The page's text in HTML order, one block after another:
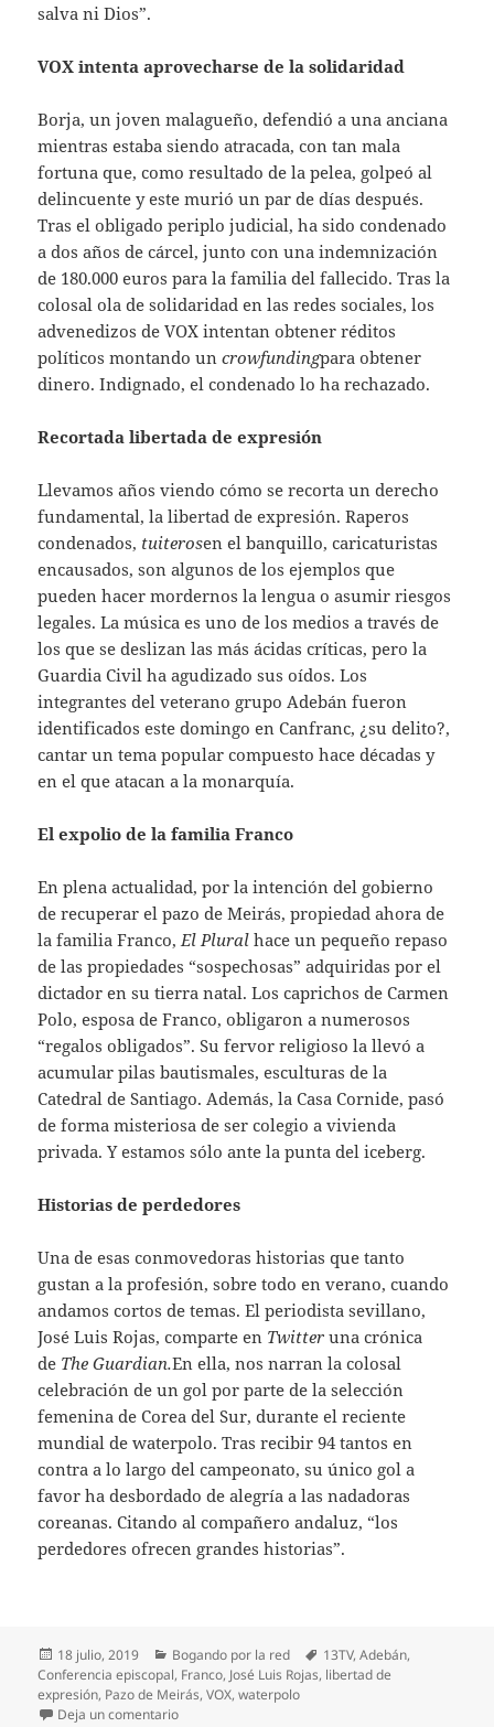
salva ni Dios”.
VOX intenta aprovecharse de la solidaridad
Borja, un joven malagueño, defendió a una anciana
mientras estaba siendo atracada, con tan mala
fortuna que, como resultado de la pelea, golpeó al
delincuente y este murió un par de días después.
Tras el obligado periplo judicial, ha sido condenado
a dos años de cárcel, junto con una indemnización
de 180.000 euros para la familia del fallecido. Tras la
colosal ola de solidaridad en las redes sociales, los
advenedizos de VOX intentan obtener réditos
políticos montando uncrowfundingpara obtener
dinero. Indignado, el condenado lo ha rechazado.
Recortada libertada de expresión
Llevamos años viendo cómo se recorta un derecho
fundamental, la libertad de expresión. Raperos
condenados, tuiterosen el banquillo, caricaturistas
encausados, son algunos de los ejemplos que
pueden hacer mordernos la lengua o asumir riesgos
legales. La música es uno de los medios a través de
los que se deslizan las más ácidas críticas, pero la
Guardia Civil ha agudizado sus oídos. Los
integrantes del veterano grupo Adebán fueron
identificados este domingo en Canfranc, ¿su delito?,
cantar un tema popular compuesto hace décadas y
en el que atacan a la monarquía.
El expolio de la familia Franco
En plena actualidad, por la intención del gobierno
de recuperar el pazo de Meirás, propiedad ahora de
la familia Franco,El Pluralhace un pequeño repaso
de las propiedades “sospechosas” adquiridas por el
dictador en su tierra natal. Los caprichos de Carmen
Polo, esposa de Franco, obligaron a numerosos
“regalos obligados”. Su fervor religioso la llevó a
acumular pilas bautismales, esculturas de la
Catedral de Santiago. Además, la Casa Cornide, pasó
de forma misteriosa de ser colegio a vivienda
privada. Y estamos sólo ante la punta del iceberg.
Historias de perdedores
Una de esas conmovedoras historias que tanto
gustan a la profesión, sobre todo en verano, cuando
andamos cortos de temas. El periodista sevillano,
José Luis Rojas, comparte en Twitteruna crónica
de The Guardian.En ella, nos narran la colosal
celebración de un gol por parte de la selección
femenina de Corea del Sur, durante el reciente
mundial de waterpolo. Tras recibir 94 tantos en
contra a lo largo del campeonato, su único gol a
favor ha desbordado de alegría a las nadadoras
coreanas. Citando al compañero andaluz, “los
perdedores ofrecen grandes historias”.
Publicado
el
18 julio, 2019 Categorías
Bogando por la red Etiquetas
13TV,Adebán,
Conferencia episcopal, Franco, José Luis Rojas, libertad de
expresión, Pazo de Meirás,VOX,waterpolo
Deja un comentarioen Bogando por la red: Los obispos salvan 13tv